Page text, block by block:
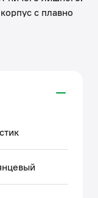
с плавно
клавиша
не более
смыва IDDIS®
как
дольше